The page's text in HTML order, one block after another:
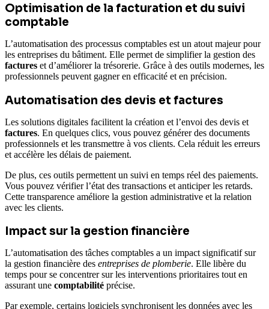
Optimisation de la facturation et du suivi
comptable
L’automatisation des processus comptables est un atout majeur pour
les entreprises du bâtiment. Elle permet de simplifier la gestion des
factures et d’améliorer la trésorerie. Grâce à des outils modernes, les
professionnels peuvent gagner en efficacité et en précision.
Automatisation des devis et factures
Les solutions digitales facilitent la création et l’envoi des devis et
factures. En quelques clics, vous pouvez générer des documents
professionnels et les transmettre à vos clients. Cela réduit les erreurs
et accélère les délais de paiement.
De plus, ces outils permettent un suivi en temps réel des paiements.
Vous pouvez vérifier l’état des transactions et anticiper les retards.
Cette transparence améliore la gestion administrative et la relation
avec les clients.
Impact sur la gestion financière
L’automatisation des tâches comptables a un impact significatif sur
la gestion financière des entreprises de plomberie. Elle libère du
temps pour se concentrer sur les interventions prioritaires tout en
assurant une comptabilité précise.
Par exemple, certains logiciels synchronisent les données avec les